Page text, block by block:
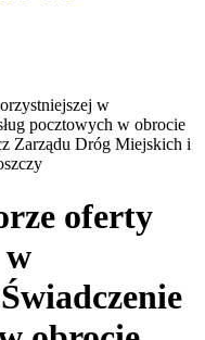
w
pocztowych w obrocie
Zarządu Dróg Miejskich i
oferty